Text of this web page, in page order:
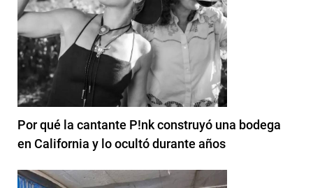
Por qué la cantante P!nk construyó una bodega
en California y lo ocultó durante años